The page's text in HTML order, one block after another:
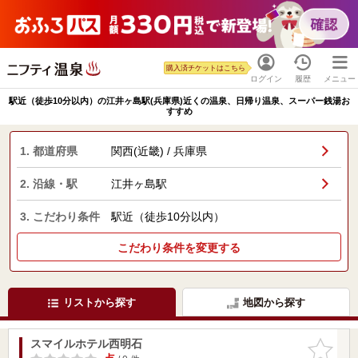
ログイン
購入済チケットはこちら
履歴 メニュー
駅近（徒歩10分以内）の江井ヶ島駅(兵庫県)近くの温泉、日帰り温泉、スーパー銭湯お
すすめ
1. 都道府県 関西(近畿) / 兵庫県
2. 沿線・駅 江井ヶ島駅
3. こだわり条件 駅近（徒歩10分以内）
こだわり条件を変更する
リストから探す 地図から探す
お気に入
スマイルホテル西明石